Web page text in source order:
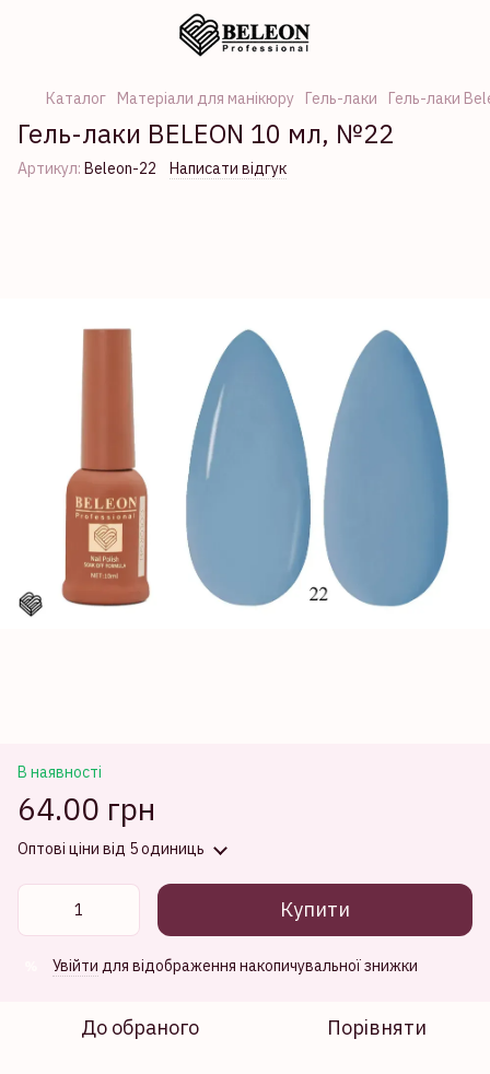
Каталог Матеріали для манікюру Гель-лаки Гель-лаки
Гель-лаки BELEON 10 мл, №22
Артикул: Beleon-22 Написати відгук
В наявності
64.00 грн
Оптові ціни від 5 одиниць
Купити
Увійти для відображення накопичувальної знижки
До обраного Порівняти